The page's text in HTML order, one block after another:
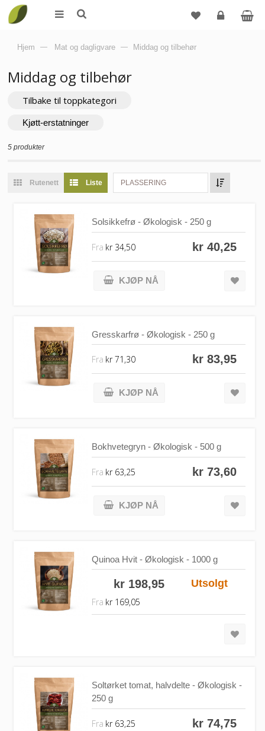
Hjem — Mat og dagligvare — Middag og tilbehør
Middag og tilbehør
Tilbake til toppkategori
Kjøtt-erstatninger
5 produkter
Rutenett Liste PLASSERING
Solsikkefrø - Økologisk - 250 g
kr 40,25
Fra kr 34,50
KJØP NÅ
Gresskarfrø - Økologisk - 250 g
kr 83,95
Fra kr 71,30
KJØP NÅ
Bokhvetegryn - Økologisk - 500 g
kr 73,60
Fra kr 63,25
KJØP NÅ
Quinoa Hvit - Økologisk - 1000 g
Utsolgt
kr 198,95
Fra kr 169,05
Soltørket tomat, halvdelte - Økologisk -
250 g
kr 74,75
Fra kr 63,25